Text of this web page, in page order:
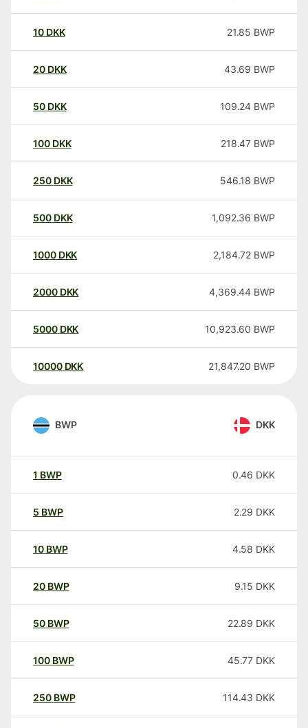
10 DKK 21.85 BWP
20 DKK 43.69 BWP
50 DKK 109.24 BWP
100 DKK 218.47 BWP
250 DKK 546.18 BWP
500 DKK 1,092.36 BWP
1000 DKK 2,184.72 BWP
2000 DKK 4,369.44 BWP
5000 DKK 10,923.60 BWP
10000 DKK 21,847.20 BWP
BWP DKK
1 BWP 0.46 DKK
5 BWP 2.29 DKK
10 BWP 4.58 DKK
20 BWP 9.15 DKK
50 BWP 22.89 DKK
100 BWP 45.77 DKK
250 BWP 114.43 DKK